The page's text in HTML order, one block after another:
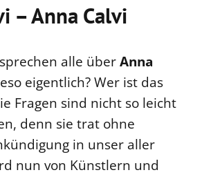
– Anna Calvi
alle überAnna
eigentlich? Wer ist das
Fragen sind nicht so leicht
denn sie trat ohne
in unser aller
nun von Künstlern und